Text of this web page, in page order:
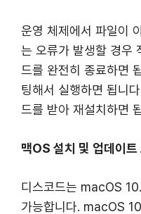
운영 체제에서 파일이
는 오류가 발생할 경우
드를 완전히 종료하면
팅해서 실행하면 됩니
드를 받아 재설치하면
맥OS 설치 및 업데이트
디스코드는 macOS
가능합니다. macOS